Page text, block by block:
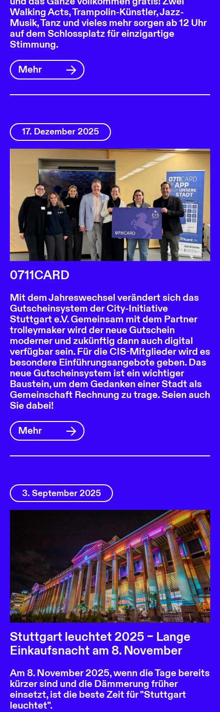
Walking Acts, Trampolin-Künstler, Jazz-
Musik, Tanz und vieles mehr sorgen ab 12 Uhr
auf dem Schlossplatz für einzigartige
Stimmung.
Mehr
17. Dezember 2025
0711CARD
Mit dem Jahreswechsel verändert sich das
Gutscheinsystem der City-Initiative
Stuttgart e.V. Gemeinsam mit dem Partner
trolleymaker wird der neue Gutschein
moderner und zukünftig dann auch digital
verfügbar sein. Für die CIS-Mitglieder wird es
besondere Einführungsangebote geben. Das
neue Gutscheinsystem ist ein wichtiger
Baustein, um dem Gedanken einer Stadt als
Gemeinschaft Rechnung zu trage. Seien auch
Sie dabei!
Mehr
3. September 2025
Stuttgart leuchtet 2025 – Lange
Einkaufsnacht am 8. November
Am 8. November 2025, wenn die Tage bereits
kürzer sind und die Dämmerung früher
einsetzt, ist die beste Zeit für "Stuttgart
leuchtet".